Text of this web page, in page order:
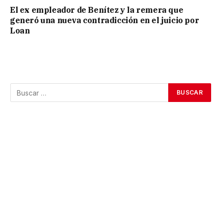
El ex empleador de Benítez y la remera que
generó una nueva contradicción en el juicio por
Loan